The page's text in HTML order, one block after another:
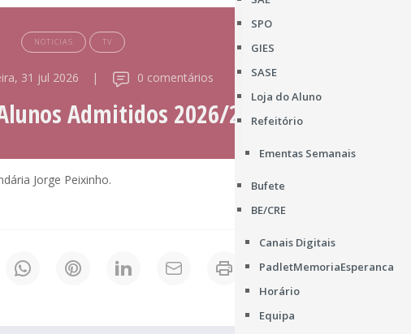
SPO
GIES
SASE
Loja do Aluno
Refeitório
Ementas Semanais
Bufete
BE/CRE
Canais Digitais
PadletMemoriaEsperanca
Horário
Equipa
NOTICIAS TV
31 jul 2026 | 0 comentários
Admitidos 2026/2027
Jorge Peixinho.